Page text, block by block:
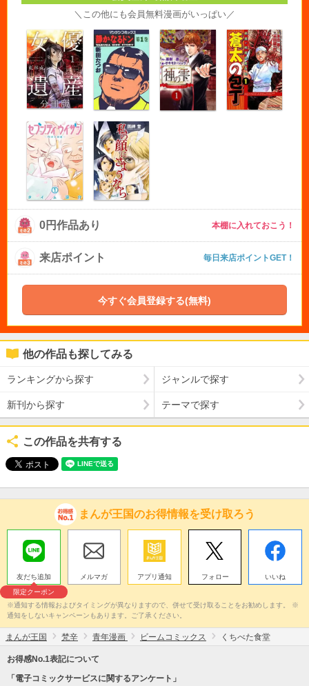
＼この他にも会員無料漫画がいっぱい／
0円作品あり 本棚に入れておこう！
来店ポイント 毎日来店ポイントGET！
今すぐ会員登録する(無料)
他の作品も探してみる
ランキングから探す ジャンルで探す
新刊から探す テーマで探す
この作品を共有する
まんが王国のお得情報を受け取ろう
友だち追加
限定クーポン
メルマガ アプリ通知 フォロー いいね
※通知する情報およびタイミングが異なりますので、併せて受け取ることをお勧めします。 ※
通知をしないキャンペーンもあります。ご了承ください。
まんが王国 梵辛 青年漫画 ビームコミックス くちべた食堂
お得感No.1表記について
「電子コミックサービスに関するアンケート」